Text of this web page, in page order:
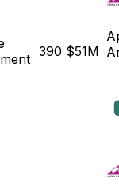
390 $51M